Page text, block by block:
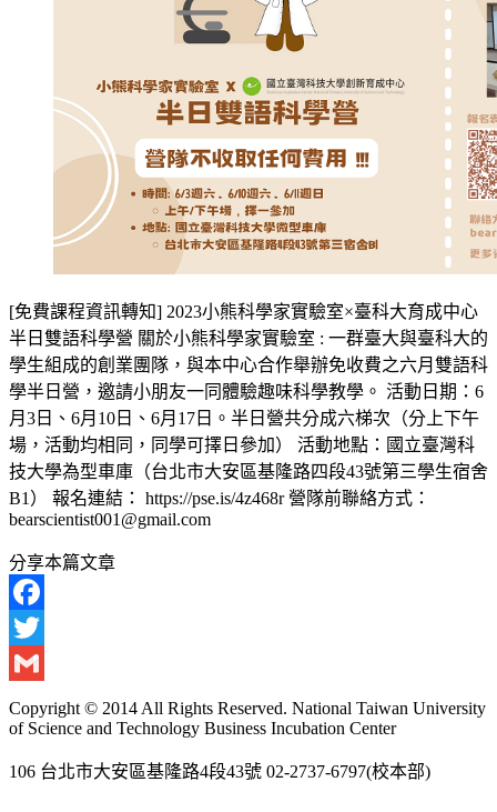
[免費課程資訊轉知] 2023小熊科學家實驗室×臺科大育成中心
半日雙語科學營 關於小熊科學家實驗室 : 一群臺大與臺科大的
學生組成的創業團隊，與本中心合作舉辦免收費之六月雙語科
學半日營，邀請小朋友一同體驗趣味科學教學。 活動日期：6
月3日、6月10日、6月17日。半日營共分成六梯次（分上下午
場，活動均相同，同學可擇日參加） 活動地點：國立臺灣科
技大學為型車庫（台北市大安區基隆路四段43號第三學生宿舍
B1） 報名連結： https://pse.is/4z468r 營隊前聯絡方式：
bearscientist001@gmail.com
分享本篇文章
Facebook
Twitter
Gmail
Copyright © 2014 All Rights Reserved. National Taiwan University
of Science and Technology Business Incubation Center
106 台北市大安區基隆路4段43號 02-2737-6797(校本部)